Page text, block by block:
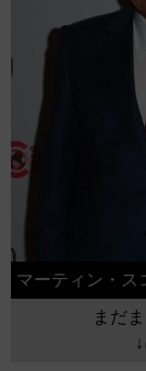
マーティン・ス
まだ